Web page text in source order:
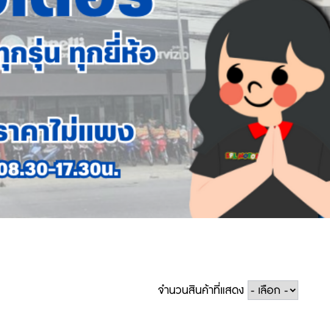
จำนวนสินค้าที่แสดง